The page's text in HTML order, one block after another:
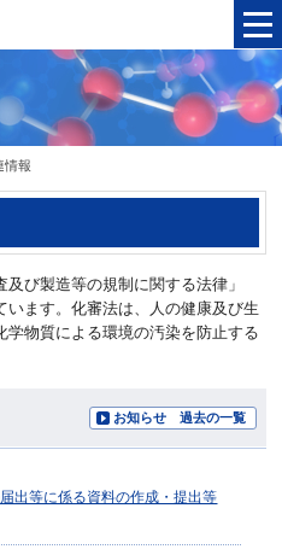
情報
び製造等の規制に関する法律」
います。化審法は、人の健康及び生
物質による環境の汚染を防止する
お知らせ 過去の一覧
出等に係る資料の作成・提出等